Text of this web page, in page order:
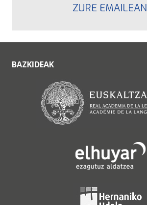
ZURE EMAILEAN
BAZKIDEAK